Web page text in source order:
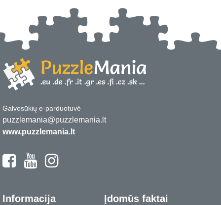
Galvosūkių e-parduotuvė
puzzlemania@puzzlemania.lt
www.puzzlemania.lt
Informacija Įdomūs faktai